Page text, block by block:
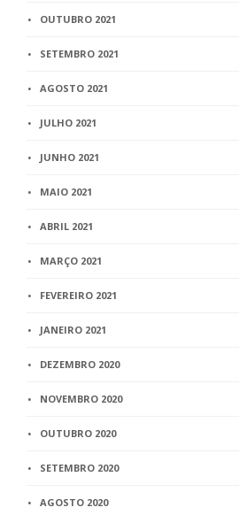
OUTUBRO 2021
SETEMBRO 2021
AGOSTO 2021
JULHO 2021
JUNHO 2021
MAIO 2021
ABRIL 2021
MARÇO 2021
FEVEREIRO 2021
JANEIRO 2021
DEZEMBRO 2020
NOVEMBRO 2020
OUTUBRO 2020
SETEMBRO 2020
AGOSTO 2020